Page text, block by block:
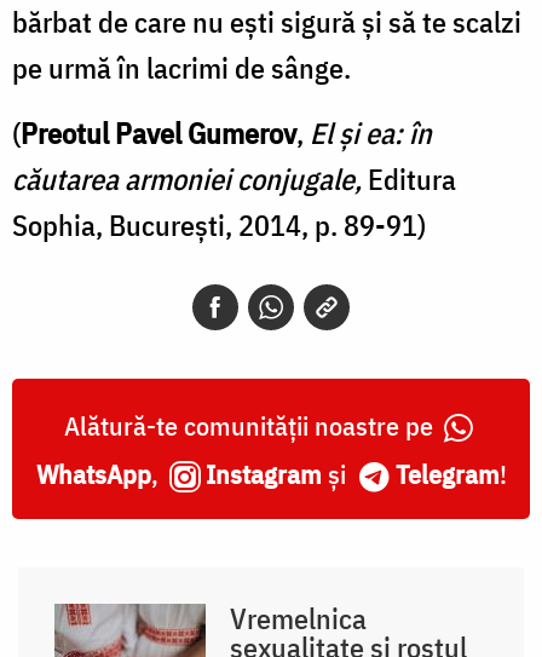
bărbat de care nu eşti sigură şi să te scalzi
pe urmă în lacrimi de sânge.
(Preotul Pavel Gumerov, El şi ea: în
căutarea armoniei conjugale,Editura
Sophia, București, 2014, p. 89-91)
Alătură-te comunității noastre pe
WhatsApp, Instagram și Telegram!
Vremelnica
sexualitate și rostul